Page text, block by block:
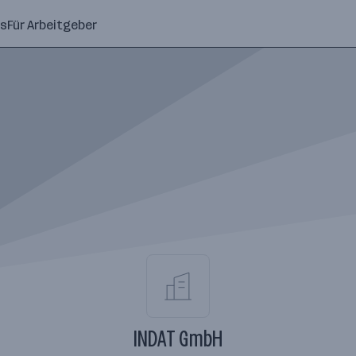
Für Arbeitgeber
INDAT GmbH